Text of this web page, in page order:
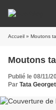
Accueil » Moutons
Moutons
Publié le 08/11/
Par Tata